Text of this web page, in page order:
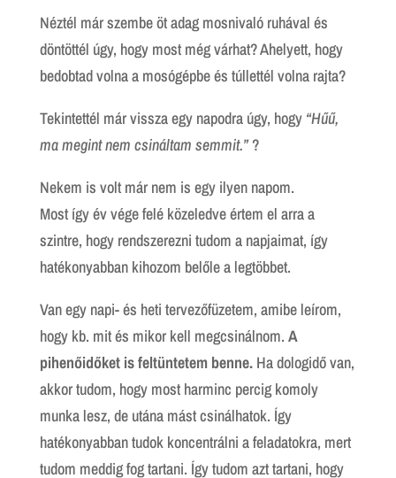
Néztél már szembe öt adag mosnivaló ruhával és
döntöttél úgy, hogy most még várhat? Ahelyett, hogy
bedobtad volna a mosógépbe és túllettél volna rajta?
Tekintettél már vissza egy napodra úgy, hogy “Hűű,
ma megint nem csináltam semmit.”?
Nekem is volt már nem is egy ilyen napom.
Most így év vége felé közeledve értem el arra a
szintre, hogy rendszerezni tudom a napjaimat, így
hatékonyabban kihozom belőle a legtöbbet.
Van egy napi- és heti tervezőfüzetem, amibe leírom,
hogy kb. mit és mikor kell megcsinálnom. A
pihenőidőket is feltüntetem benne.Ha dologidő van,
akkor tudom, hogy most harminc percig komoly
munka lesz, de utána mást csinálhatok. Így
hatékonyabban tudok koncentrálni a feladatokra, mert
tudom meddig fog tartani. Így tudom azt tartani, hogy